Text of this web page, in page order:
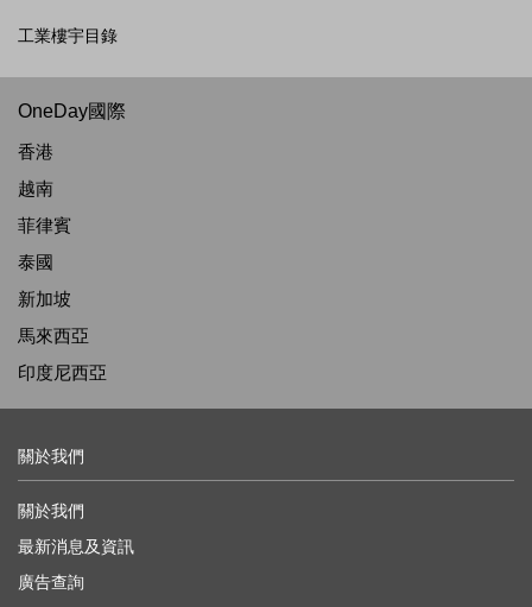
工業樓宇目錄
OneDay國際
香港
越南
菲律賓
泰國
新加坡
馬來西亞
印度尼西亞
關於我們
關於我們
最新消息及資訊
廣告查詢